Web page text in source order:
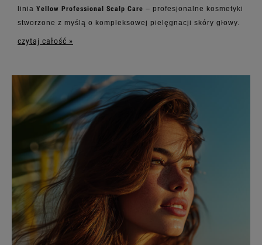
linia Yellow Professional Scalp Care – profesjonalne kosmetyki
stworzone z myślą o kompleksowej pielęgnacji skóry głowy.
czytaj całość »